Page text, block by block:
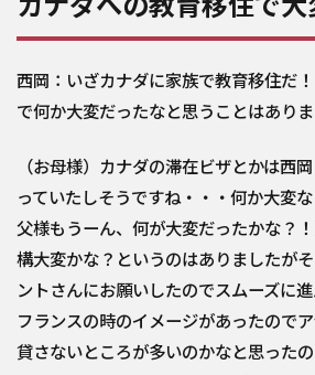
西岡：いざカナダに家族で教育移住だ
で何か大変だったなと思うことはあり
（お母様）カナダの滞在ビザとかは西
っていたしそうですね・・・何か大変
父様もうーん、何が大変だったかな？
構大変かな？というのはありましたが
ントさんにお願いしたのでスムーズに
フランスの時のイメージがあったので
貸さないところが多いのかなと思った